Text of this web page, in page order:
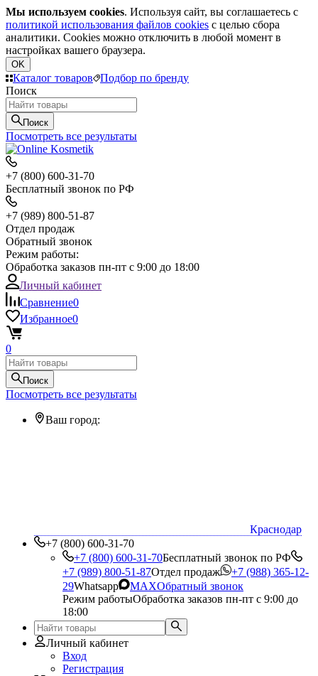
Мы используем cookies. Используя сайт, вы соглашаетесь с
политикой использования файлов cookies с целью сбора
аналитики. Cookies можно отключить в любой момент в
настройках вашего браузера.
OK
Каталог товаров
Подбор по бренду
Поиск
Поиск
Посмотреть все результаты
+7 (800) 600-31-70
Бесплатный звонок по РФ
+7 (989) 800-51-87
Отдел продаж
Обратный звонок
Режим работы:
Обработка заказов пн-пт с 9:00 до 18:00
Личный кабинет
Сравнение0
Избранное0
0
Поиск
Посмотреть все результаты
Ваш город:
Краснодар
+7 (800) 600-31-70
+7 (800) 600-31-70Бесплатный звонок по РФ
+7 (989) 800-51-87Отдел продаж
+7 (988) 365-12-
29Whatsapp MAXОбратный звонок
Режим работыОбработка заказов пн-пт с 9:00 до
18:00
Личный кабинет
Вход
Регистрация